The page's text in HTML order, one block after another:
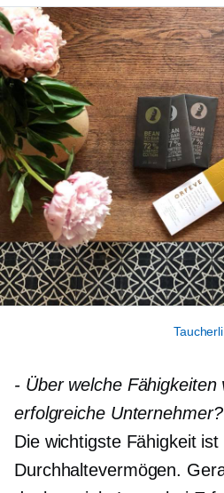
Taucherli
-Über welche Fähigkeiten
erfolgreiche Unternehmer?
Die wichtigste Fähigkeit ist
Durchhaltevermögen.